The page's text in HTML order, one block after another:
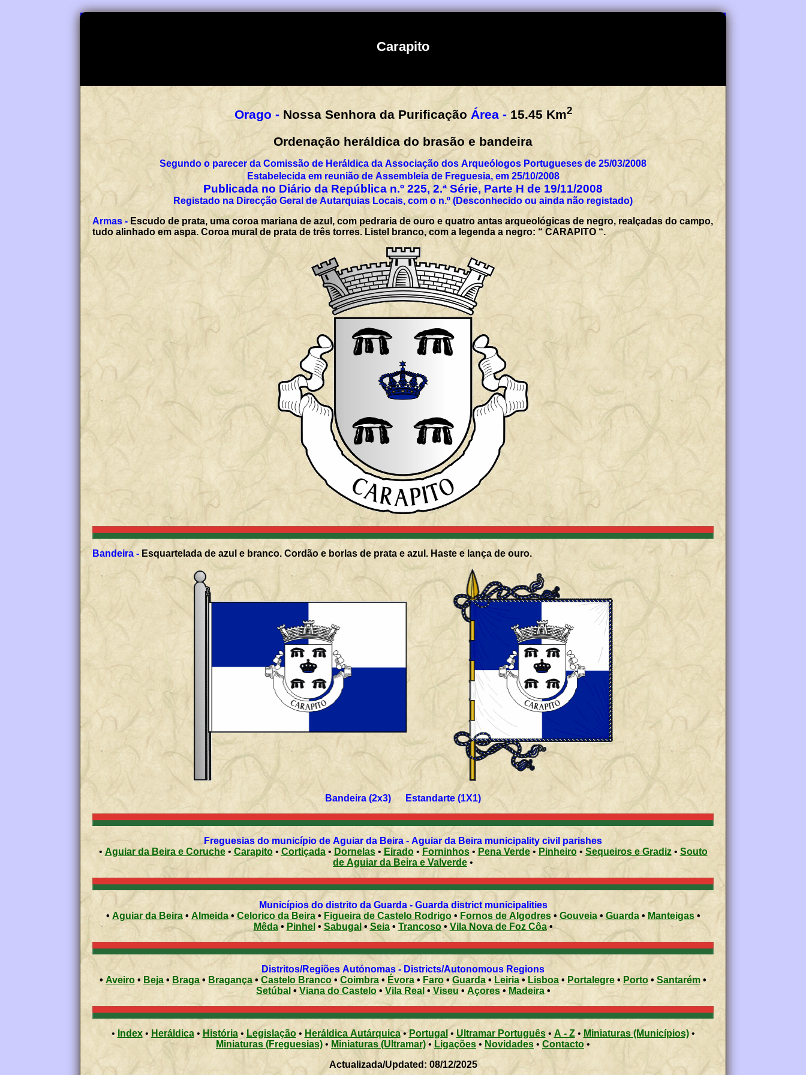
Carapito
Orago - Nossa Senhora da Purificação Área - 15.45 Km2
Ordenação heráldica do brasão e bandeira
Segundo o parecer da Comissão de Heráldica da Associação dos Arqueólogos Portugueses de 25/03/2008
Estabelecida em reunião de Assembleia de Freguesia, em 25/10/2008
Publicada no Diário da República n.º 225, 2.ª Série, Parte H de 19/11/2008
Registado na Direcção Geral de Autarquias Locais, com o n.º (Desconhecido ou ainda não registado)
Armas - Escudo de prata, uma coroa mariana de azul, com pedraria de ouro e quatro antas arqueológicas de negro, realçadas do campo,
tudo alinhado em aspa. Coroa mural de prata de três torres. Listel branco, com a legenda a negro: “ CARAPITO “.
Bandeira - Esquartelada de azul e branco. Cordão e borlas de prata e azul. Haste e lança de ouro.
Bandeira (2x3) Estandarte (1X1)
Freguesias do município de Aguiar da Beira - Aguiar da Beira municipality civil parishes
• Aguiar da Beira e Coruche• Carapito• Cortiçada• Dornelas• Eirado• Forninhos• Pena Verde• Pinheiro• Sequeiros e Gradiz• Souto
de Aguiar da Beira e Valverde •
Municípios do distrito da Guarda - Guarda district municipalities
• Aguiar da Beira• Almeida•Celorico da Beira• Figueira de Castelo Rodrigo• Fornos de Algodres• Gouveia•Guarda• Manteigas•
Mêda• Pinhel •Sabugal•Seia• Trancoso•Vila Nova de Foz Côa•
Distritos/Regiões Autónomas - Districts/Autonomous Regions
• Aveiro • Beja • Braga • Bragança •Castelo Branco • Coimbra• Évora • Faro •Guarda • Leiria • Lisboa• Portalegre • Porto • Santarém •
Setúbal • Viana do Castelo• Vila Real • Viseu• Açores • Madeira •
• Index•Heráldica• História • Legislação • Heráldica Autárquica•Portugal• Ultramar Português• A - Z• Miniaturas (Municípios)•
Miniaturas (Freguesias) • Miniaturas (Ultramar) • Ligações • Novidades • Contacto •
Actualizada/Updated: 08/12/2025